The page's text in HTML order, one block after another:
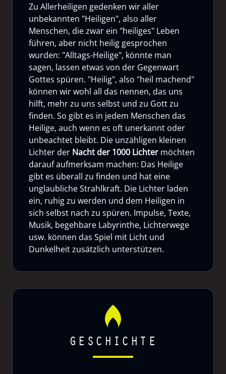
Zu Allerheiligen gedenken wir aller
unbekannten "Heiligen", also aller
Menschen, die zwar ein "heiliges" Leben
führen, aber nicht heilig gesprochen
wurden: "Alltags-Heilige", könnte man
sagen, lassen etwas von der Gegenwart
Gottes spüren. "Heilig", also "heil machend"
können wir wohl all das nennen, das uns
hilft, mehr zu uns selbst und zu Gott zu
finden. So gibt es in jedem Menschen das
Heilige, auch wenn es oft unerkannt oder
unbeachtet bleibt. Die unzähligen kleinen
Lichter der Nacht der 1000 Lichter möchten
darauf aufmerksam machen: Das Heilige
gibt es überall zu finden und hat eine
unglaubliche Strahlkraft. Die Lichter laden
ein, ruhig zu werden und dem Heiligen in
sich selbst nach zu spüren. Impulse, Texte,
Musik, begehbare Labyrinthe, Lichterwege
usw. können das Spiel mit Licht und
Dunkelheit zusätzlich unterstützen.
GESCHICHTE